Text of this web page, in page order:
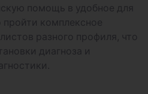
помощь в удобное для
комплексное
разного профиля, что
диагноза и